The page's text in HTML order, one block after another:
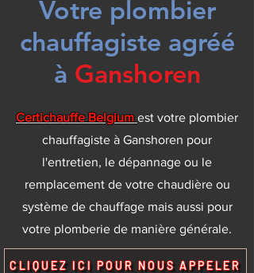
Votre plombier
chauffagiste agréé
à Ganshoren
Certichauffe Belgium est votre plombier
chauffagiste à Ganshoren pour
l'entretien, le dépannage ou le
remplacement de votre chaudière ou
système de chauffage mais aussi pour
votre plomberie de manière générale.
CLIQUEZ ICI POUR NOUS APPELER